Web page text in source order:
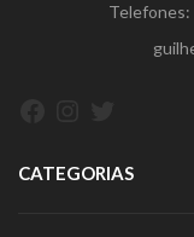
Telefones:
CATEGORIAS